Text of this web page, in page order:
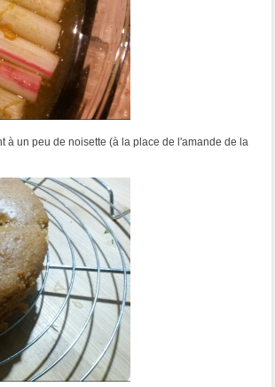
à un peu de noisette (à la place de l'amande de la